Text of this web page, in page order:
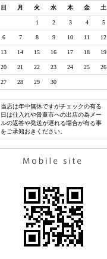
日 月 火 水 木 金 土
1 2 3 4 5
6 7 8 9 10 11 12
13 14 15 16 17 18 19
20 21 22 23 24 25 26
27 28 29 30
当店は年中無休ですがチェックの有る
日は仕入れや骨董市への出店の為メー
ルの返答や発送が遅れる場合が有る事
をご承知おきください。